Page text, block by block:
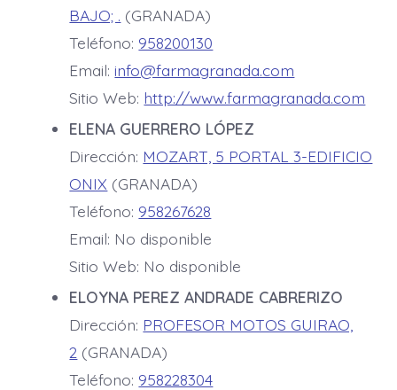
BAJO; . (GRANADA)
Teléfono: 958200130
Email:info@farmagranada.com
Sitio Web: http://www.farmagranada.com
ELENA GUERRERO LÓPEZ
Dirección: MOZART, 5 PORTAL 3-EDIFICIO
ONIX (GRANADA)
Teléfono: 958267628
Email: No disponible
Sitio Web: No disponible
ELOYNA PEREZ ANDRADE CABRERIZO
Dirección: PROFESOR MOTOS GUIRAO,
2 (GRANADA)
Teléfono: 958228304